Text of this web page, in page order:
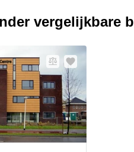
vergelijkbare